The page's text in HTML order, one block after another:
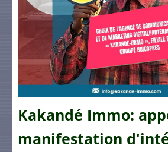
Kakandé Immo:
manifestation